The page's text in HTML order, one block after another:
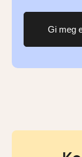
Gi meg